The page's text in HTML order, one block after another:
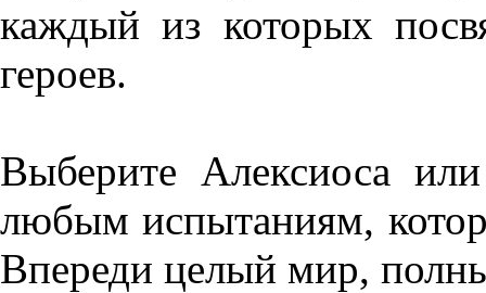
каждый из которых
героев.
Выберите Алексиоса
любым испытаниям,
Впереди целый мир,